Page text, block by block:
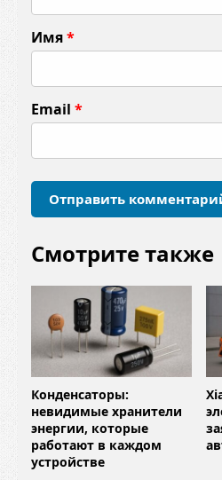
м
е
т
а
р
и
Имя*
Email *
Смотрите также
Конденсаторы:
невидимые хранители
энергии, которые
работают в каждом
устройстве